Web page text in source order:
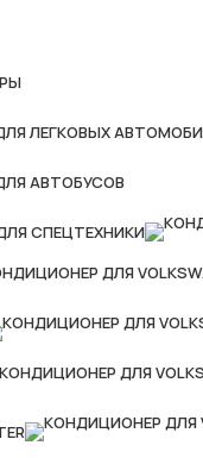
ЛЕГКОВЫХ
АВТОБУСОВ
СПЕЦТЕХНИКИ